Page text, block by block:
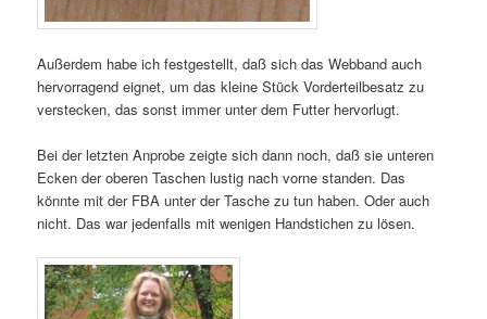
Außerdem habe ich festgestellt, daß sich das Webband auch
hervorragend eignet, um das kleine Stück Vorderteilbesatz zu
verstecken, das sonst immer unter dem Futter hervorlugt.
Bei der letzten Anprobe zeigte sich dann noch, daß sie unteren
Ecken der oberen Taschen lustig nach vorne standen. Das
könnte mit der FBA unter der Tasche zu tun haben. Oder auch
nicht. Das war jedenfalls mit wenigen Handstichen zu lösen.